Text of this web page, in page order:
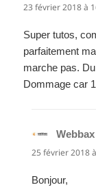
23 février 2018 à
Super tutos,
parfaitement
marche pas.
Dommage car
Webbax
25 février 2018
Bonjour,